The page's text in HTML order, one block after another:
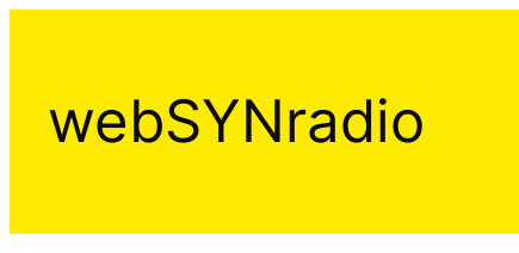
webSYNradio